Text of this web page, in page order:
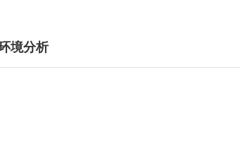
境分析